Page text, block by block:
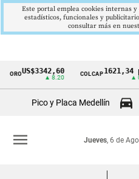
Cintillo
Colombia
OROUS$3342,60
▲ 8.20
COLCAP1621,34
▲
Pico y Placa Medellín
Jueves, 6 de
menu
Este portal emplea cookies internas
estadísticos, funcionales y
consultar más en